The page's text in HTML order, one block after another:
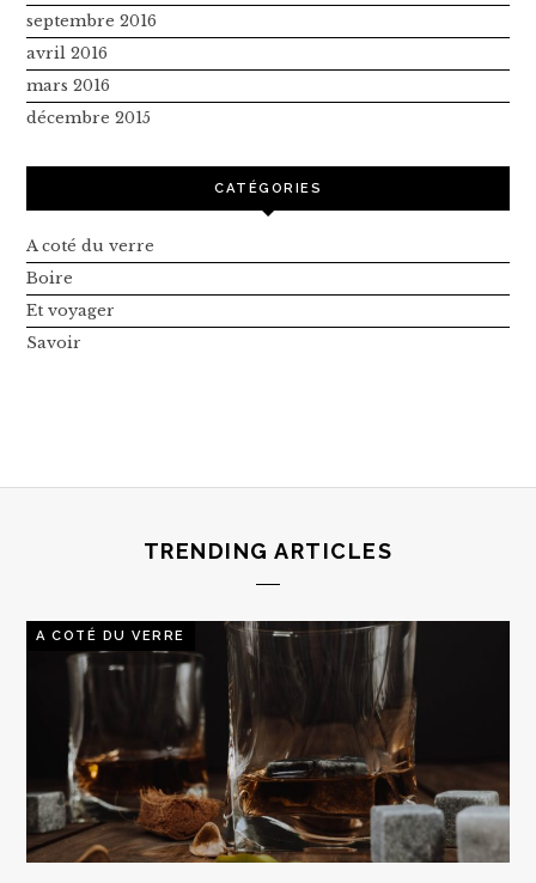
septembre 2016
avril 2016
mars 2016
décembre 2015
CATÉGORIES
A coté du verre
Boire
Et voyager
Savoir
TRENDING ARTICLES
A COTÉ DU VERRE